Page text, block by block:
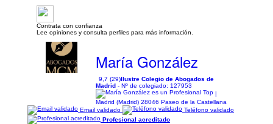
Contrata con confianza
Lee opiniones y consulta perfiles para más información.
María González
9,7 (29)Ilustre Colegio de Abogados de
Madrid - Nº de colegiado: 127953
|
Madrid (Madrid) 28046 Paseo de la Castellana
Email validado
Teléfono validado
Profesional acreditado